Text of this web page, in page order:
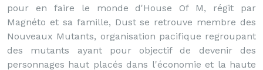
pour en faire le monde d'House Of M, régit par
Magnéto et sa famille, Dust se retrouve membre des
Nouveaux Mutants, organisation pacifique regroupant
des mutants ayant pour objectif de devenir des
personnages haut placés dans l'économie et la haute